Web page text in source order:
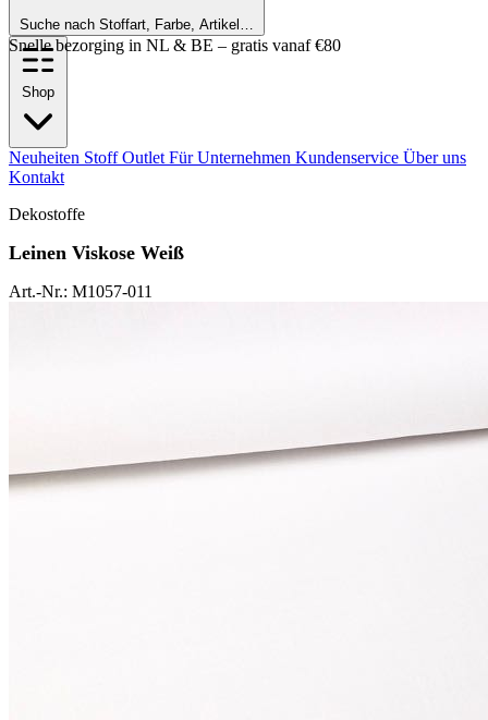
Suche nach Stoffart, Farbe, Artikel…
Shop
Neuheiten Stoff Outlet Für Unternehmen Kundenservice Über uns
Kontakt
Dekostoffe
Leinen Viskose Weiß
Art.-Nr.: M1057-011